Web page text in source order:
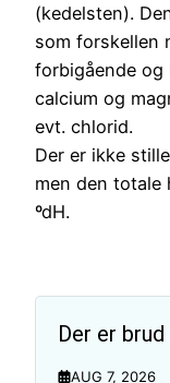
(kedelsten).
som forskellen
forbigående
calcium og
evt. chlorid.
Der er ikke
men den totale
ºdH.
Der er
AUG 7, 2026